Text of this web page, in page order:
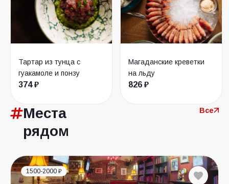
Тартар из тунца с
гуакамоле и понзу
374 ₽
Магаданские креветки
на льду
826 ₽
Места
рядом
Все
1500-2000 ₽